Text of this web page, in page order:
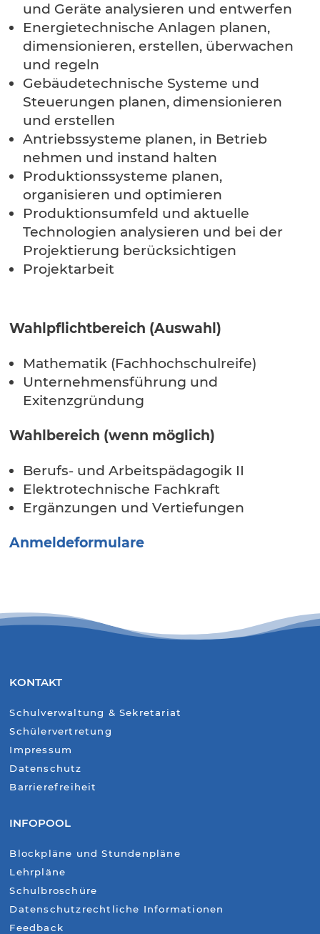
und Geräte analysieren und entwerfen
Energietechnische Anlagen planen,
dimensionieren, erstellen, überwachen
und regeln
Gebäudetechnische Systeme und
Steuerungen planen, dimensionieren
und erstellen
Antriebssysteme planen, in Betrieb
nehmen und instand halten
Produktionssysteme planen,
organisieren und optimieren
Produktionsumfeld und aktuelle
Technologien analysieren und bei der
Projektierung berücksichtigen
Projektarbeit
Wahlpflichtbereich (Auswahl)
Mathematik (Fachhochschulreife)
Unternehmensführung und
Exitenzgründung
Wahlbereich (wenn möglich)
Berufs- und Arbeitspädagogik II
Elektrotechnische Fachkraft
Ergänzungen und Vertiefungen
Anmeldeformulare
KONTAKT
Schulverwaltung & Sekretariat
Schülervertretung
Impressum
Datenschutz
Barrierefreiheit
INFOPOOL
Blockpläne und Stundenpläne
Lehrpläne
Schulbroschüre
Datenschutzrechtliche Informationen
Feedback